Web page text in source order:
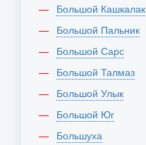
Большой Кашкалак
Большой Пальник
Большой Сарс
Большой Талмаз
Большой Улык
Большой Юг
Большуха